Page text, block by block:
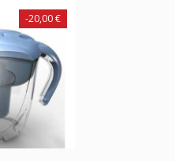
-20,00 €